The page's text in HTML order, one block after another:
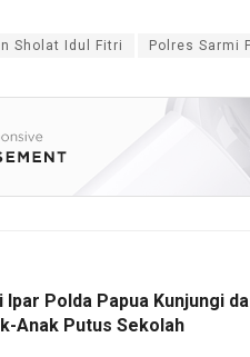
Sholat Idul Fitri Polres Sarmi
Ipar Polda Papua Kunjungi
Anak Putus Sekolah